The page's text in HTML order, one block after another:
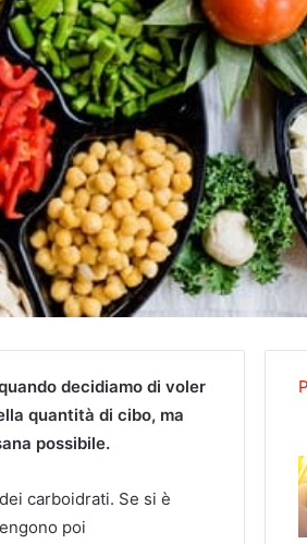
decidiamo di voler
quantità di cibo, ma
possibile.
carboidrati. Se si è
poi